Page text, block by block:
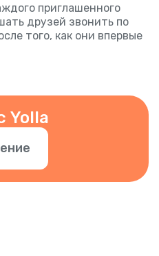
приглашенного
друзей звонить по
того, как они впервые
Yolla